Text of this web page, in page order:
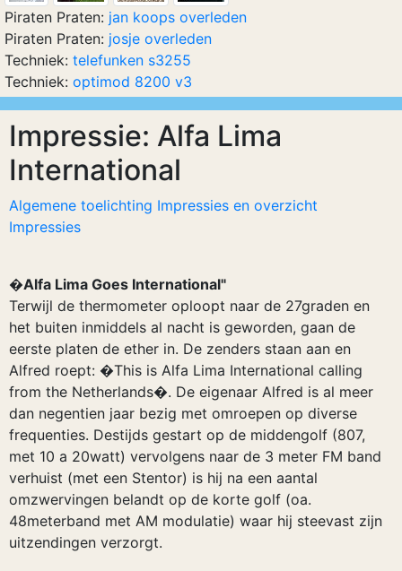
Impressie: Alfa Lima
International
Algemene toelichting Impressies en overzicht
Impressies
�Alfa Lima Goes International"
Terwijl de thermometer oploopt naar de 27graden en
het buiten inmiddels al nacht is geworden, gaan de
eerste platen de ether in. De zenders staan aan en
Alfred roept: �This is Alfa Lima International calling
from the Netherlands�. De eigenaar Alfred is al meer
dan negentien jaar bezig met omroepen op diverse
frequenties. Destijds gestart op de middengolf (807,
met 10 a 20watt) vervolgens naar de 3 meter FM band
verhuist (met een Stentor) is hij na een aantal
omzwervingen belandt op de korte golf (oa.
48meterband met AM modulatie) waar hij steevast zijn
uitzendingen verzorgt.
Piraten Praten: jan koops overleden
Piraten Praten: josje overleden
Techniek: telefunken s3255
Techniek: optimod 8200 v3